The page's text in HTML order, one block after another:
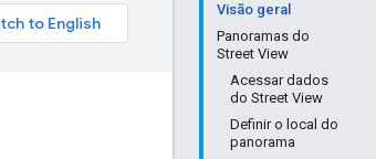
Visão geral
Panoramas do
Street View
Acessar dados
do Street View
Definir o local do
panorama